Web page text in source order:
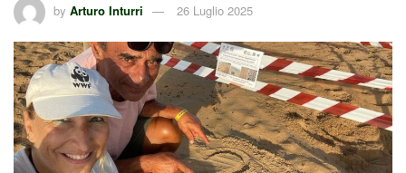
by Arturo Inturri 26 Luglio 2025